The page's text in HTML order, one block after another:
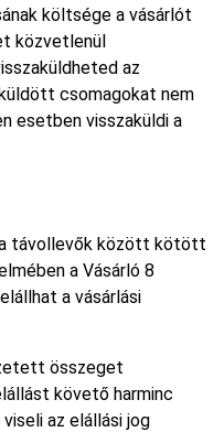
költsége a vásárlót
közvetlenül
az
csomagokat nem
esetben visszaküldi a
távollevők között kötött
a Vásárló 8
a vásárlási
összeget
követő harminc
az elállási jog